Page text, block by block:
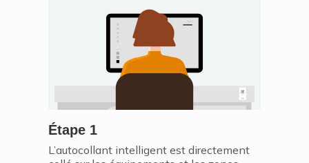
Étape 1
L’autocollant intelligent est directement